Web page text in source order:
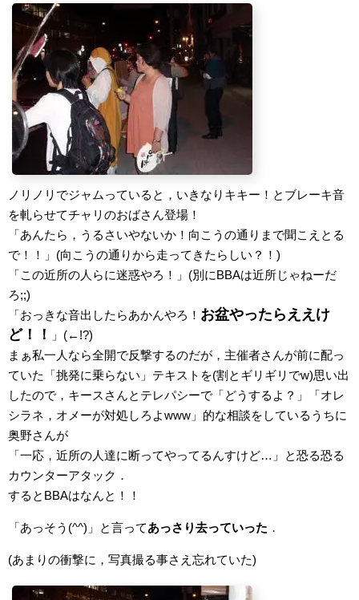
ノリノリでジャムっていると，いきなりキキー！とブレーキ音
を軋らせてチャリのおばさん登場！
「あんたら，うるさいやないか！向こうの通りまで聞こえとる
で！！」(向こうの通りから走ってきたらしい？！)
「この近所の人らに迷惑やろ！」(別にBBAは近所じゃねーだ
ろ;;)
「おっきな音出したらあかんやろ！ お盆やったらええけ
ど！！
」(←!?)
まぁ私一人なら全開で反撃するのだが，主催者さんが前に配っ
ていた「挑発に乗らない」テキストを(割とギリギリでw)思い出
したので，キースさんとテレパシーで「どうするよ？」「オレ
シラネ，オメーが対処しろよwww」的な相談をしているうちに
奥野さんが
「一応，近所の人達に断ってやってるんすけど…」と恐る恐る
カウンターアタック．
するとBBAはなんと！！
「あっそう(^^)」と言ってあっさり去っていった ．
(あまりの衝撃に，写真撮る事さえ忘れていた)